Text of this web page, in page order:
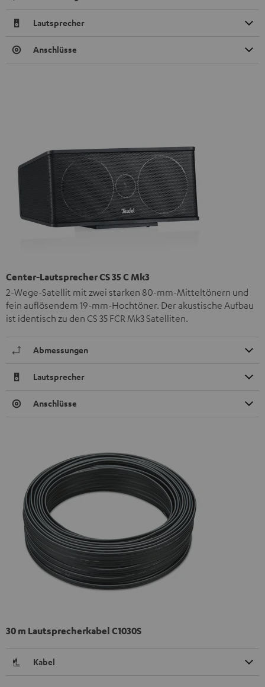
Lautsprecher
Anschlüsse
Center-Lautsprecher CS 35 C Mk3
2-Wege-Satellit mit zwei starken 80-mm-Mitteltönern und
fein auflösendem 19-mm-Hochtöner. Der akustische Aufbau
ist identisch zu den CS 35 FCR Mk3 Satelliten.
Abmessungen
Lautsprecher
Anschlüsse
30 m Lautsprecherkabel C1030S
Kabel